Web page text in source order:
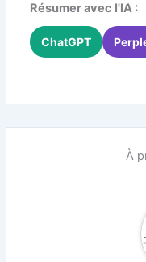
Résumer avec l'IA :
ChatGPT
À